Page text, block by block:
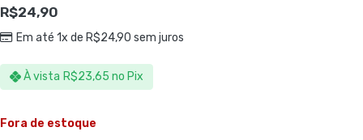
R$24,90
Em até 1x de R$24,90 sem juros
À vista R$23,65 no Pix
Fora de estoque